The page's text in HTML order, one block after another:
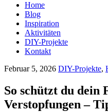
Home
Blog
Inspiration
Aktivitäten
DIY-Projekte
Kontakt
Februar 5, 2026 DIY-Projekte,
So schützt du
Verstopfungen –